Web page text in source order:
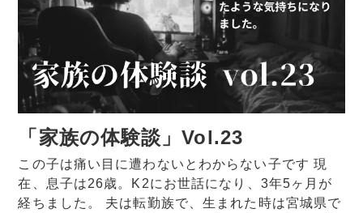
「家族の体験談」Vol.23
この子は痛い目に遭わないとわからない子です 現
在、息子は26歳。K2にお世話になり、3年5ヶ月が
経ちました。 夫は転勤族で、生まれた時は宮城県で